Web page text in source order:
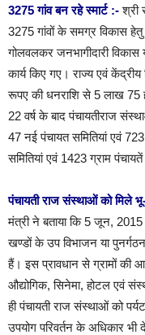
3275 गांव बन रहे स्मार्ट :-श्री
3275 गांवों के समग्र विकास
गोलवलकर जनभागीदारी
कार्य किए गए। राज्य एवं
रूपए की धनराशि से 5 लाख 75
22 वर्ष के बाद पंचायतीराज
47 नई पंचायत समितियां एवं
समितियां एवं 1423 ग्राम
पंचायती राज संस्थाओं को मिले
मंत्री ने बताया कि 5 जून, 2015
खण्डों के उप विभाजन या
हैं। इस प्रावधान से ग्रामों की
औद्योगिक, सिनेमा, होटल एवं
ही पंचायती राज संस्थाओं को
उपयोग परिवर्तन के अधिकार भी